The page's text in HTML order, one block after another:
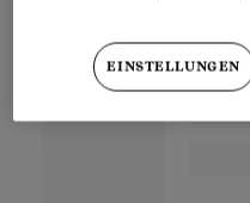
Partnerinhalte
EINSTELLUNGEN